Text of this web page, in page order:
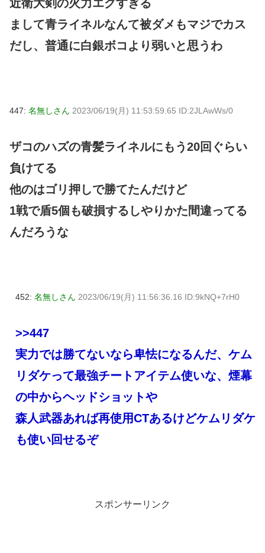
近衛大剣の火力エグすぎる
まして青ライネルなんて被ダメもマジでカス
だし、普通に白銀ボコより弱いと思うわ
447: 名無しさん 2023/06/19(月) 11:53:59.65 ID:2JLAwWs/0
ザコのハズの青髪ライネルにもう20回ぐらい
負けてる
他のはゴリ押しで勝てたんだけど
1戦で盾5個も破損するしやりかた間違ってる
んだろうな
452: 名無しさん 2023/06/19(月) 11:56:36.16 ID:9kNQ+7rH0
>>447
実力では勝てないなら卑怯になるんだ、ケム
リダケって最強チートアイテム使いな、煙幕
の中からヘッドショットや
森人武器あれば再使用CTあるけどケムリダケ
も使い回せるぞ
スポンサーリンク